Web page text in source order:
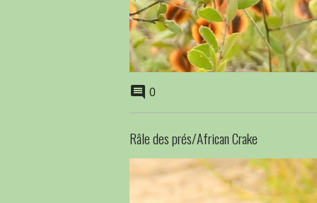
0
Râle des prés/African Crake